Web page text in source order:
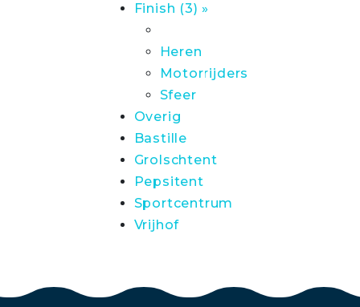
Finish (3) »
Heren
Motorrijders
Sfeer
Overig
Bastille
Grolschtent
Pepsitent
Sportcentrum
Vrijhof